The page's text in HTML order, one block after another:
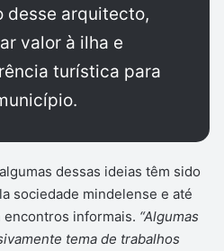
desse arquitecto,
valor à ilha e
turística para
dessas ideias têm sido
sociedade mindelense e até
informais. “Algumas
tema de trabalhos